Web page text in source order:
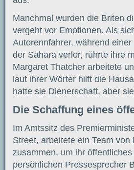
Manchmal wurden die Briten
vergeht vor Emotionen. Als
Autorennfahrer, während
der Sahara verlor, rührte ihre
Margaret Thatcher arbeitete
laut ihrer Wörter hilft die
hatte sie Dienerschaft, aber
Die Schaffung eines
Im Amtssitz des
Street, arbeitete ein Team
zusammen, um ihr
persönlichen Pressesprecher